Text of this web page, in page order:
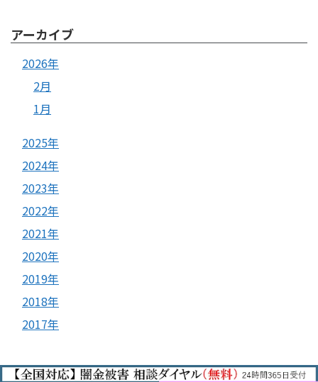
アーカイブ
2026年
2月
1月
2025年
2024年
2023年
2022年
2021年
2020年
2019年
2018年
2017年